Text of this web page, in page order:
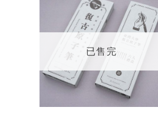
加入
「願
望輕
已售完